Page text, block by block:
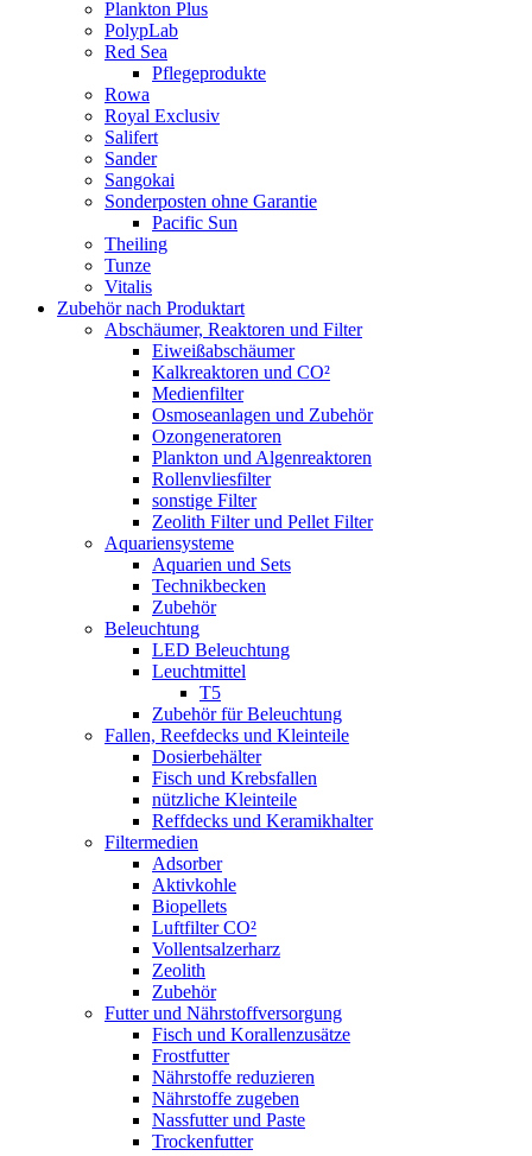
Plankton Plus
PolypLab
Red Sea
Pflegeprodukte
Rowa
Royal Exclusiv
Salifert
Sander
Sangokai
Sonderposten ohne Garantie
Pacific Sun
Theiling
Tunze
Vitalis
Zubehör nach Produktart
Abschäumer, Reaktoren und Filter
Eiweißabschäumer
Kalkreaktoren und CO²
Medienfilter
Osmoseanlagen und Zubehör
Ozongeneratoren
Plankton und Algenreaktoren
Rollenvliesfilter
sonstige Filter
Zeolith Filter und Pellet Filter
Aquariensysteme
Aquarien und Sets
Technikbecken
Zubehör
Beleuchtung
LED Beleuchtung
Leuchtmittel
T5
Zubehör für Beleuchtung
Fallen, Reefdecks und Kleinteile
Dosierbehälter
Fisch und Krebsfallen
nützliche Kleinteile
Reffdecks und Keramikhalter
Filtermedien
Adsorber
Aktivkohle
Biopellets
Luftfilter CO²
Vollentsalzerharz
Zeolith
Zubehör
Futter und Nährstoffversorgung
Fisch und Korallenzusätze
Frostfutter
Nährstoffe reduzieren
Nährstoffe zugeben
Nassfutter und Paste
Trockenfutter